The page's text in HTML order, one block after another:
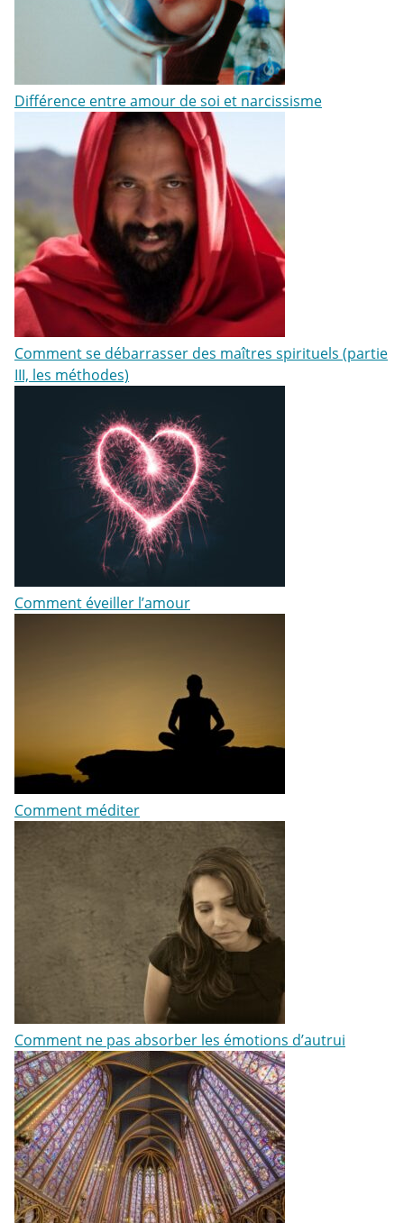
Différence entre amour de soi et narcissisme
Comment se débarrasser des maîtres spirituels (partie
III, les méthodes)
Comment éveiller l’amour
Comment méditer
Comment ne pas absorber les émotions d’autrui